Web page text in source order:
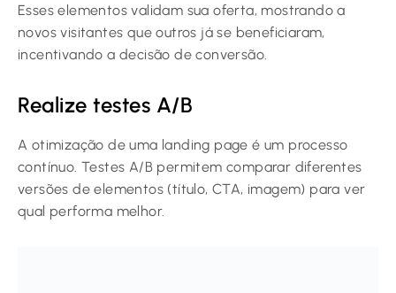
Esses elementos validam sua oferta, mostrando a
novos visitantes que outros já se beneficiaram,
incentivando a decisão de conversão.
Realize testes A/B
A otimização de uma landing page é um processo
contínuo. Testes A/B permitem comparar diferentes
versões de elementos (título, CTA, imagem) para ver
qual performa melhor.